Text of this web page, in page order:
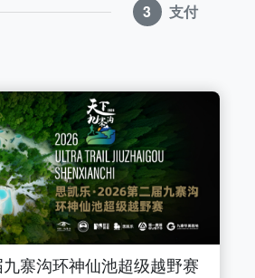
3 支付
寨沟环神仙池超级越野赛